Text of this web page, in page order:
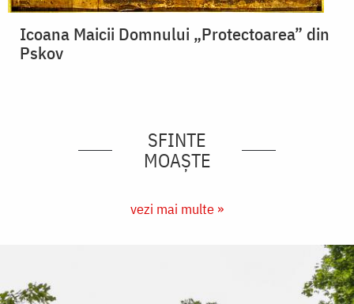
Icoana Maicii Domnului „Protectoarea” din
Pskov
SFINTE
MOAȘTE
vezi mai multe »